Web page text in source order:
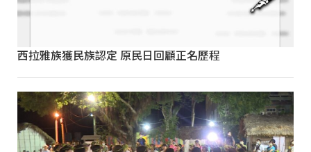
西拉雅族獲民族認定 原民日回顧正名歷程